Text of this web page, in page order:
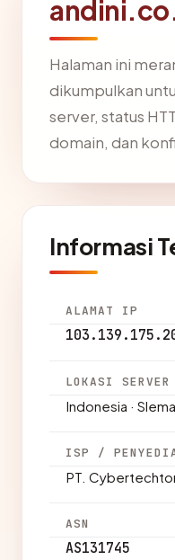
Halaman ini
dikumpulkan
server, status
domain, dan
Informasi
ALAMAT IP
LOKASI SERVER
Indonesia ·
ISP /
PT.
ASN
AS131745